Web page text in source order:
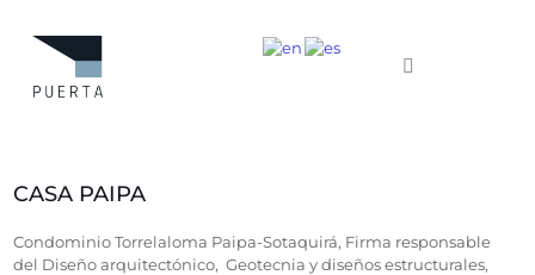
CASA PAIPA
Condominio Torrelaloma Paipa-Sotaquirá, Firma responsable
del Diseño arquitectónico, Geotecnia y diseños estructurales,